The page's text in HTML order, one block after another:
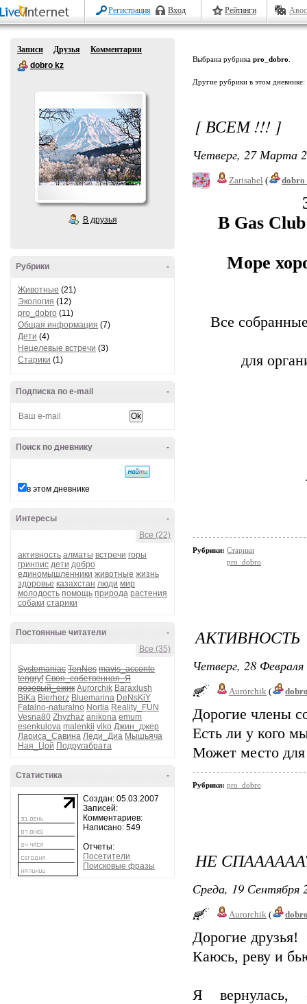
Регистрация Вход Рейтинги
Записи Друзья
Комментарии
dobro kz
В друзья
-
Рубрики
Животные (21)
Экология (12)
pro_dobro (11)
Общая информация (7)
Дети (4)
Нецелевые встречи (3)
Старики (1)
-
Подписка по e-mail
-
Поиск по дневнику
в этом дневнике
-
Интересы
Все (22)
активность алматы встречи горы
гринпис дети добро
единомышленники животные жизнь
здоровье казахстан люди мир
молодость помощь природа растения
собаки старики
-
Постоянные читатели
Все (35)
Systemaniac TenNes mavis_acconte
tengryf Своя_собственная_Я
розовый_ежик Aurorchik Baraxlush
BiKa Bierherz Bluemarina DeNsKiY
Fatalno-naturalno Nortia Reality_FUN
Vesna80 Zhyzhaz anikona emum
esenkulova malenkii viko Джин_джер
Лариса_Савина Леди_Диа Мышьяча
Ная_Цой Подругабрата
-
Статистика
Создан: 05.03.2007
Записей:
Комментариев:
Написано: 549
Отчеты:
Посетители
Поисковые фразы
Выбрана рубрика pro_dobro
Другие рубрики в этом дневнике:
[ ВСЕМ !!! ]
Четверг, 27 Марта
Zarisabel (
В Gas
Море
Все
для
Рубрики: Старики
pro_dobro
АКТИВНОСТЬ
Четверг, 28
Aurorchik (
Дорогие члены
Есть ли у кого
Может место для
Рубрики: pro_dobro
НЕ
Среда, 19 Сентября
Aurorchik (
Дорогие друзья!
Каюсь, реву и
Я вернулась,